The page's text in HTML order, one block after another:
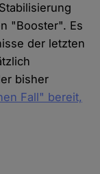
"Booster". Es
der letzten
bisher
Fall" bereit,